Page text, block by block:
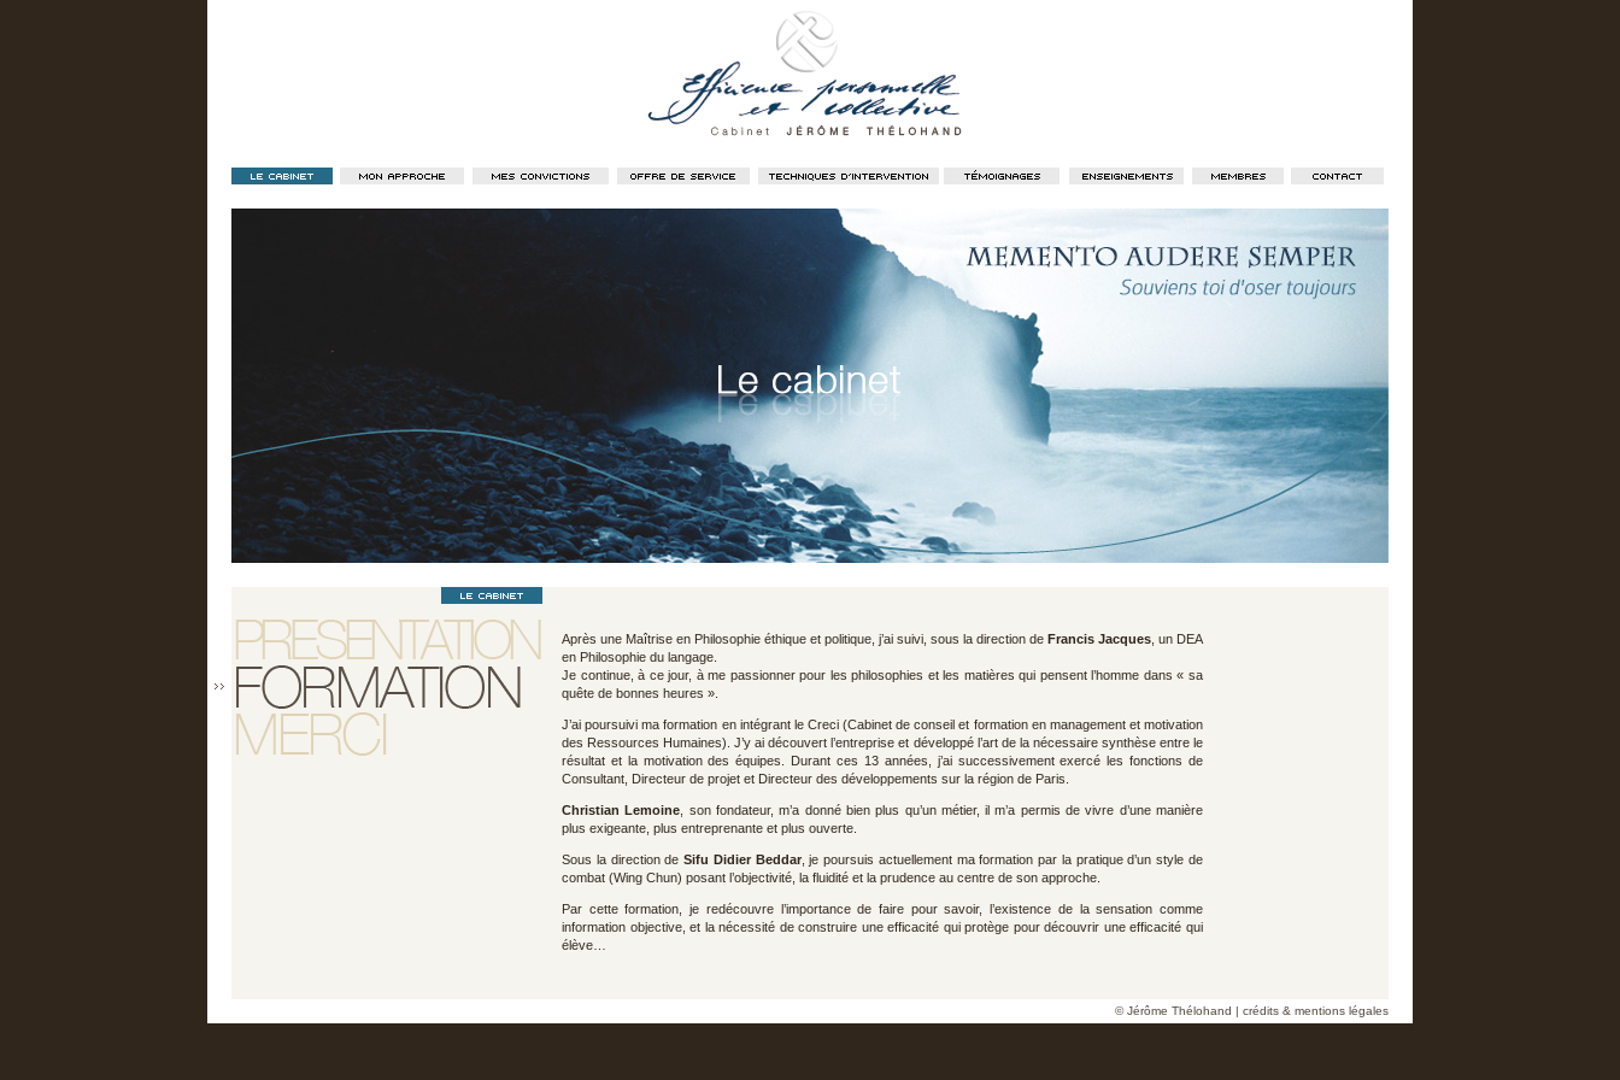
Après une Maîtrise en Philosophie éthique et politique, j’ai suivi, sous la direction de Francis Jacques , un DEA
en Philosophie du langage.
Je continue, à ce jour, à me passionner pour les philosophies et les matières qui pensent l’homme dans « sa
quête de bonnes heures ».
J’ai poursuivi ma formation en intégrant le Creci (Cabinet de conseil et formation en management et motivation
des Ressources Humaines). J’y ai découvert l’entreprise et développé l’art de la nécessaire synthèse entre le
résultat et la motivation des équipes. Durant ces 13 années, j’ai successivement exercé les fonctions de
Consultant, Directeur de projet et Directeur des développements sur la région de Paris.
Christian Lemoine , son fondateur, m’a donné bien plus qu’un métier, il m’a permis de vivre d’une manière
plus exigeante, plus entreprenante et plus ouverte.
Sous la direction deSifu Didier Beddar, je poursuis actuellement ma formation par la pratique d’un style de
combat (Wing Chun) posant l’objectivité, la fluidité et la prudence au centre de son approche.
Par cette formation, je redécouvre l’importance de faire pour savoir, l’existence de la sensation comme
information objective, et la nécessité de construire une efficacité qui protège pour découvrir une efficacité qui
élève…
© Jérôme Thélohand | crédits & mentions légales